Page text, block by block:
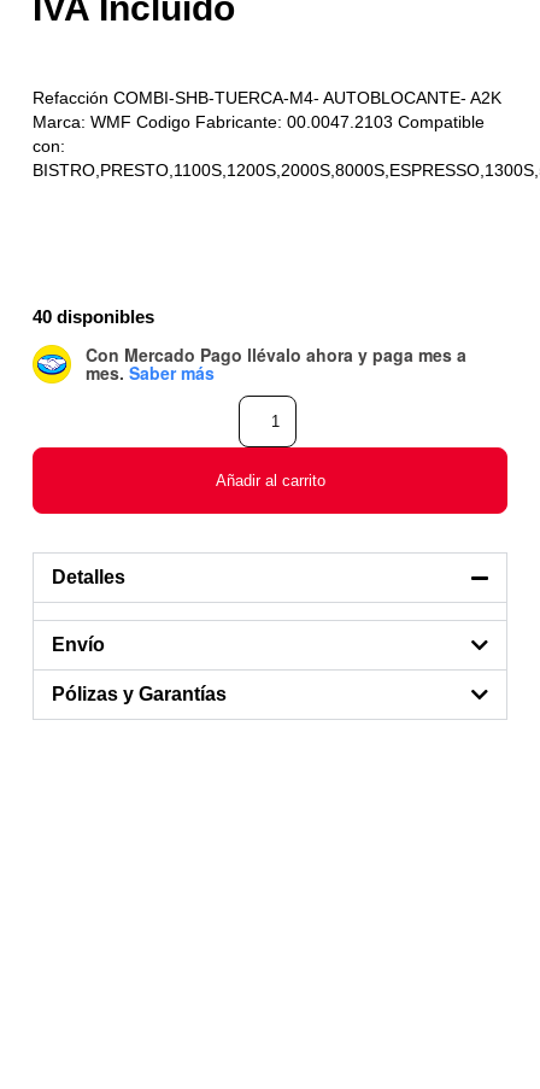
Refacción COMBI-SHB-TUERCA-M4- AUTOBLOCANTE- A2K
Marca: WMF Codigo Fabricante: 00.0047.2103 Compatible
con:
40 disponibles
Con Mercado Pago llévalo ahora y paga mes a
mes. Saber más
Añadir al carrito
Detalles
Envío
Pólizas y Garantías